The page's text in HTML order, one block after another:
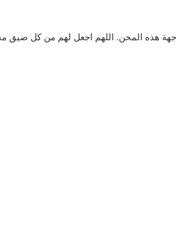
هذه المحن. اللهم اجعل لهم من كل ضيق